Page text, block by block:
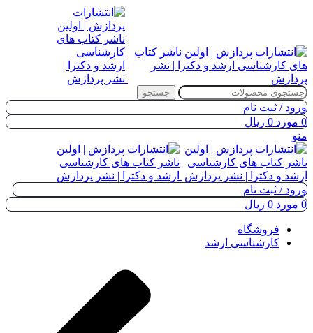
جستجو
ورود / ثبت نام
0 مورد 0 ریال
منو
ورود / ثبت نام
0 مورد 0 ریال
فروشگاه
کارشناسی ارشد